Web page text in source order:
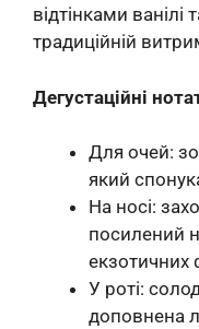
відтінками ванілі
традиційній
Дегустаційні
Для очей:
який
На носі:
посилений
екзотичних
У роті:
доповнена